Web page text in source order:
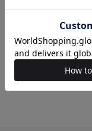
刺し子
ミシン